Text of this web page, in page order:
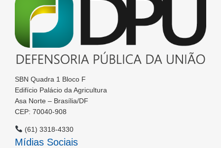
SBN Quadra 1 Bloco F
Edifício Palácio da Agricultura
Asa Norte – Brasília/DF
CEP: 70040-908
(61) 3318-4330
Mídias Sociais